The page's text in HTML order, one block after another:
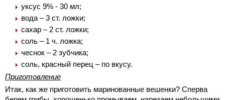
уксус 9% - 30 мл;
вода – 3 ст. ложки;
сахар – 2 ст. ложки;
соль – 1 ч. ложка;
чеснок – 2 зубчика;
соль, красный перец – по вкусу.
Приготовление
Итак, как же приготовить маринованные вешенки? Сперва